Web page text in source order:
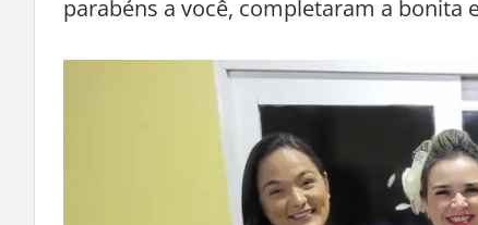
parabéns a você, completaram a bonita